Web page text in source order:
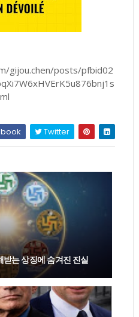
gijou.chen/posts/pfbid02
Twitter
는 상징에 숨겨진 진실